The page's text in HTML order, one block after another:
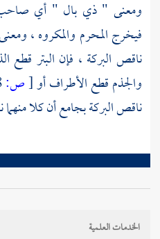
ومعنى " ذي بال " أي
فيخرج المحرم والمكروه ،
ناقص البركة ، فإن البتر
والجذم قطع الأطراف أو[ص:
ناقص البركة بجامع أن كلا
الخدمات العلمية